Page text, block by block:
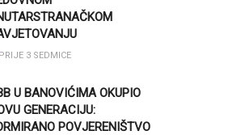
3 SEDMICE
U BANOVIĆIMA OKUPIO
GENERACIJU:
POVJERENIŠTVO